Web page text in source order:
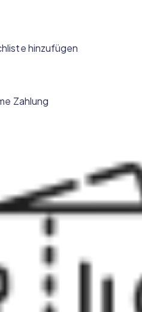
hinzufügen
Zahlung